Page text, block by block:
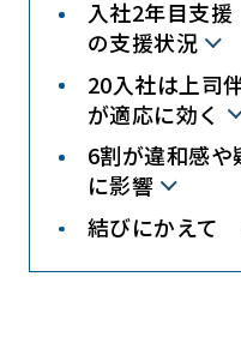
入社2年目支
の支援状況
20入社は上司
が適応に効く
6割が違和感
に影響
結びにかえて